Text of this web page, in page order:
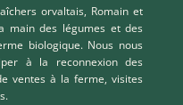
orvaltais, Romain et
main des légumes et des
biologique. Nous nous
à la reconnexion des
ventes à la ferme, visites